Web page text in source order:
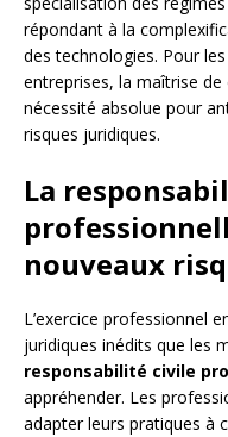
répondant à la
des technologies. Pour
entreprises, la maîtrise
nécessité absolue pour
risques juridiques.
La
nouveaux
L’exercice professionnel
juridiques inédits que les
responsabilité civile
appréhender. Les
adapter leurs pratiques à